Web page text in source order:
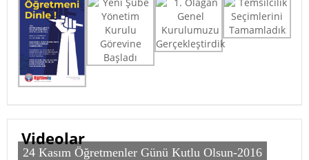
1. Olağan Genel Kurulumuzu Gerçekleştirdik
Videolar
24 Kasım Öğretmenler Günü Kutlu Olsun-2016